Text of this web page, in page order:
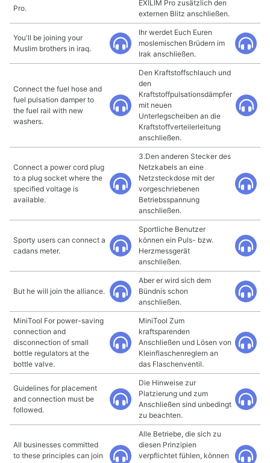
Pro.
EXILIM Pro zusätzlich den
externen Blitz anschließen.
You'll be joining your
Muslim brothers in iraq.
Ihr werdet Euch Euren
moslemischen Brüdern im
Irak anschließen.
Connect the fuel hose and
fuel pulsation damper to
the fuel rail with new
washers.
Den Kraftstoffschlauch und
den
Kraftstoffpulsationsdämpfer
mit neuen
Unterlegscheiben an die
Kraftstoffverteilerleitung
anschließen.
Connect a power cord plug
to a plug socket where the
specified voltage is
available.
3.Den anderen Stecker des
Netzkabels an eine
Netzsteckdose mit der
vorgeschriebenen
Betriebsspannung
anschließen.
Sporty users can connect a
cadans meter.
Sportliche Benutzer
können ein Puls- bzw.
Herzmessgerät
anschließen.
But he will join the alliance.
Aber er wird sich dem
Bündnis schon
anschließen.
MiniTool For power-saving
connection and
disconnection of small
bottle regulators at the
bottle valve.
MiniTool Zum
kraftsparenden
Anschließen und Lösen von
Kleinflaschenreglern an
das Flaschenventil.
Guidelines for placement
and connection must be
followed.
Die Hinweise zur
Platzierung und zum
Anschließen sind unbedingt
zu beachten.
All businesses committed
to these principles can join
Alle Betriebe, die sich zu
diesen Prinzipien
verpflichtet fühlen, können